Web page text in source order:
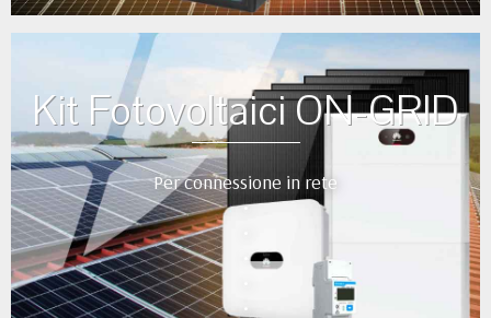
Kit Fotovoltaici ON-GRID
Per connessione in rete
•
•